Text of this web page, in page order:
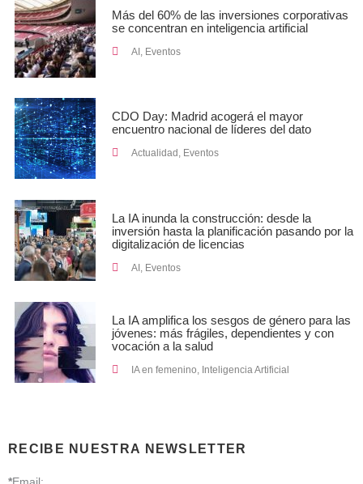
Más del 60% de las inversiones corporativas
se concentran en inteligencia artificial
AI Eventos
CDO Day: Madrid acogerá el mayor
encuentro nacional de líderes del dato
Actualidad , Eventos
La IA inunda la construcción: desde la
inversión hasta la planificación pasando por la
digitalización de licencias
AI , Eventos
La IA amplifica los sesgos de género para las
jóvenes: más frágiles, dependientes y con
vocación a la salud
IA en femenino Inteligencia Artificial
RECIBE NUESTRA NEWSLETTER